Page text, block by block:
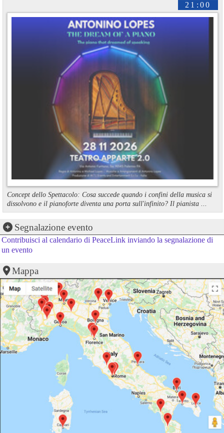
21:00
Concept dello Spettacolo: Cosa succede quando i confini della musica si
dissolvono e il pianoforte diventa una porta sull'infinito? Il pianista ...
Segnalazione evento
Contribuisci al calendario di PeaceLink inviando la segnalazione di
un evento
Mappa